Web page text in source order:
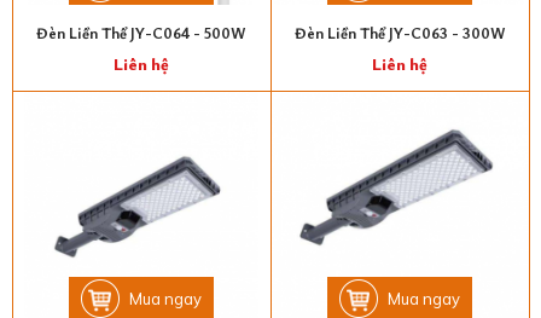
Đèn Liền Thể JY-C064 - 500W
Liên hệ
Đèn Liền Thể JY-C063 - 300W
Liên hệ
Mua ngay Mua ngay